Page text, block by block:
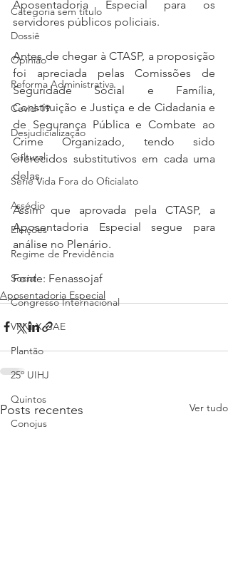
Categoria sem título
Dossiê
Opinião
Reforma Administrativa
Covid-19
Desjudicialização
Cultural
Serie Vida Fora do Oficialato
Assédio
Eleições
Regime de Previdência
Social
Congresso Internacional
VPNI X GAE
Plantão
25º UIHJ
Quintos
Conojus
Aposentadoria Especial para os
servidores públicos policiais.
Antes de chegar à CTASP, a proposição
foi apreciada pelas Comissões de
Seguridade Social e Família,
Constituição e Justiça e de Cidadania e
de Segurança Pública e Combate ao
Crime Organizado, tendo sido
oferecidos substitutivos em cada uma
delas.
Assim que aprovada pela CTASP, a
Aposentadoria Especial segue para
análise no Plenário.
Fonte: Fenassojaf
Aposentadoria Especial
Posts recentes Ver tudo